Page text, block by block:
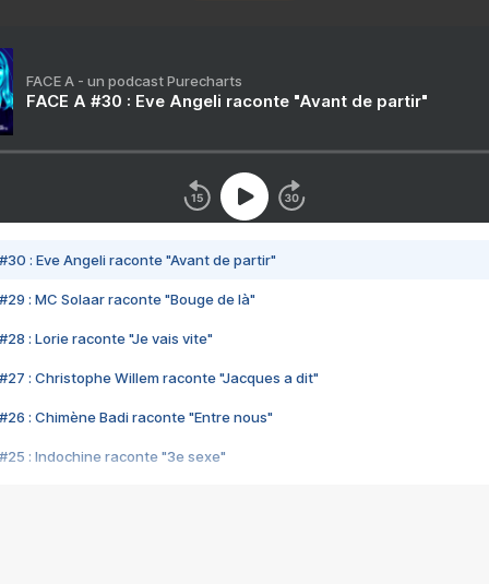
FACE A - un podcast Purecharts
FACE A #30 : Eve Angeli raconte "Avant de partir"
#30 : Eve Angeli raconte "Avant de partir"
#29 : MC Solaar raconte "Bouge de là"
#28 : Lorie raconte "Je vais vite"
#27 : Christophe Willem raconte "Jacques a dit"
#26 : Chimène Badi raconte "Entre nous"
#25 : Indochine raconte "3e sexe"